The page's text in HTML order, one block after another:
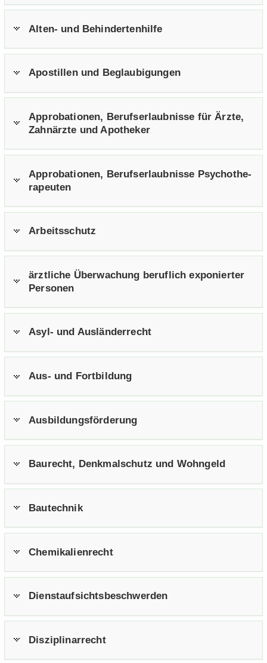
Alten-​ und Be­hin­der­ten­hil­fe
Apos­til­len und Be­glau­bi­gun­gen
Ap­pro­ba­tio­nen, Be­rufs­er­laub­nis­se für Ärzte,
Zahn­ärz­te und Apo­the­ker
Ap­pro­ba­tio­nen, Be­rufs­er­laub­nis­se Psy­cho­the­
ra­peu­ten
Ar­beits­schutz
ärzt­li­che Über­wa­chung be­ruf­lich ex­po­nier­ter
Per­so­nen
Asyl- und Aus­län­der­recht
Aus- und Fort­bil­dung
Aus­bil­dungs­för­de­rung
Bau­recht, Denk­mal­schutz und Wohn­geld
Bau­tech­nik
Che­mi­ka­li­en­recht
Dienst­auf­sichts­be­schwer­den
Dis­zi­pli­nar­recht